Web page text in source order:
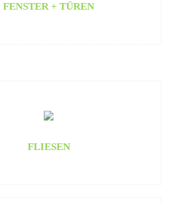
FENSTER + TÜREN
FLIESEN